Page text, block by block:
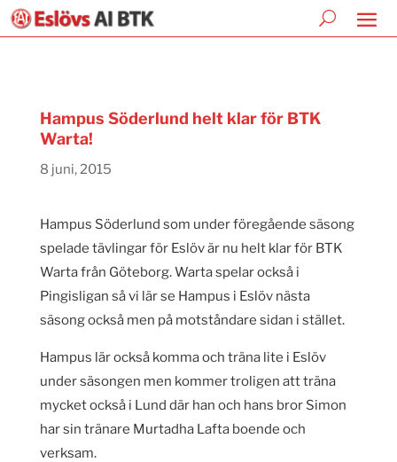
Hampus Söderlund helt klar för BTK
Warta!
8 juni, 2015
Hampus Söderlund som under föregående säsong
spelade tävlingar för Eslöv är nu helt klar för BTK
Warta från Göteborg. Warta spelar också i
Pingisligan så vi lär se Hampus i Eslöv nästa
säsong också men på motståndare sidan i stället.
Hampus lär också komma och träna lite i Eslöv
under säsongen men kommer troligen att träna
mycket också i Lund där han och hans bror Simon
har sin tränare Murtadha Lafta boende och
verksam.